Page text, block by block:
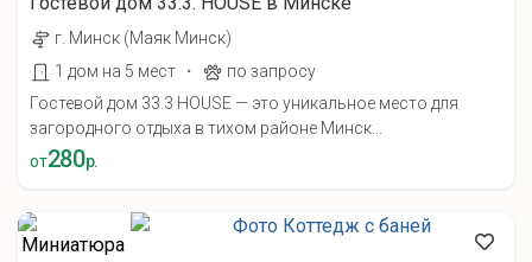
г. Минск (Маяк Минск)
1 дом на 5 мест
·
по запросу
Гостевой дом 33.3 HOUSE — это уникальное место для
загородного отдыха в тихом районе Минск...
от280р.